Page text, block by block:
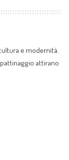
e modernità.
attirano